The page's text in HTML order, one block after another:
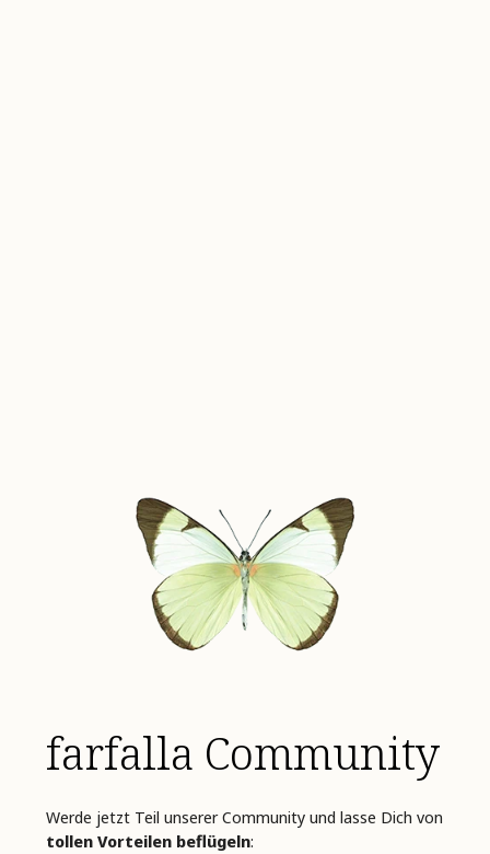
farfalla Community
Werde jetzt Teil unserer Community und lasse Dich von
tollen Vorteilen beflügeln: